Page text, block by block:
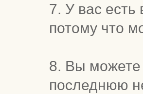
7. У вас
потому что
8. Вы можете
последнюю